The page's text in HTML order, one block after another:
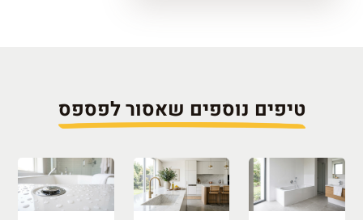
טיפים נוספים שאסור לפספס